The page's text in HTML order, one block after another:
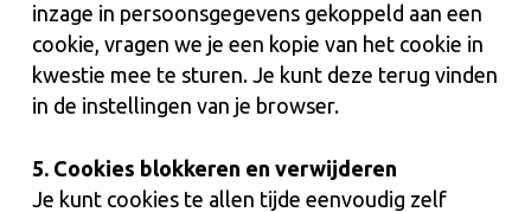
inzage in persoonsgegevens gekoppeld aan een
cookie, vragen we je een kopie van het cookie in
kwestie mee te sturen. Je kunt deze terug vinden
in de instellingen van je browser.
5. Cookies blokkeren en verwijderen
Je kunt cookies te allen tijde eenvoudig zelf